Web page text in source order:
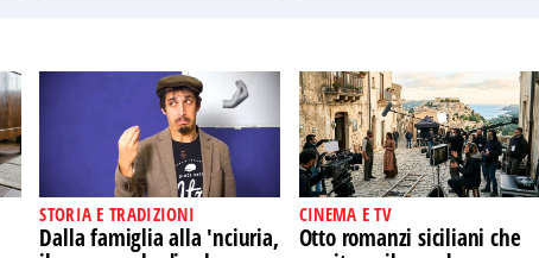
STORIA E TRADIZIONI
Dalla famiglia alla 'nciuria,
CINEMA E TV
Otto romanzi siciliani che